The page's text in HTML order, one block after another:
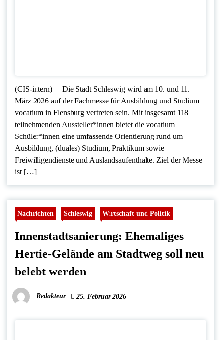
(CIS-intern) – Die Stadt Schleswig wird am 10. und 11.
März 2026 auf der Fachmesse für Ausbildung und Studium
vocatium in Flensburg vertreten sein. Mit insgesamt 118
teilnehmenden Aussteller*innen bietet die vocatium
Schüler*innen eine umfassende Orientierung rund um
Ausbildung, (duales) Studium, Praktikum sowie
Freiwilligendienste und Auslandsaufenthalte. Ziel der Messe
ist […]
Nachrichten Schleswig Wirtschaft und Politik
Innenstadtsanierung: Ehemaliges
Hertie-Gelände am Stadtweg soll neu
belebt werden
Redakteur 25. Februar 2026